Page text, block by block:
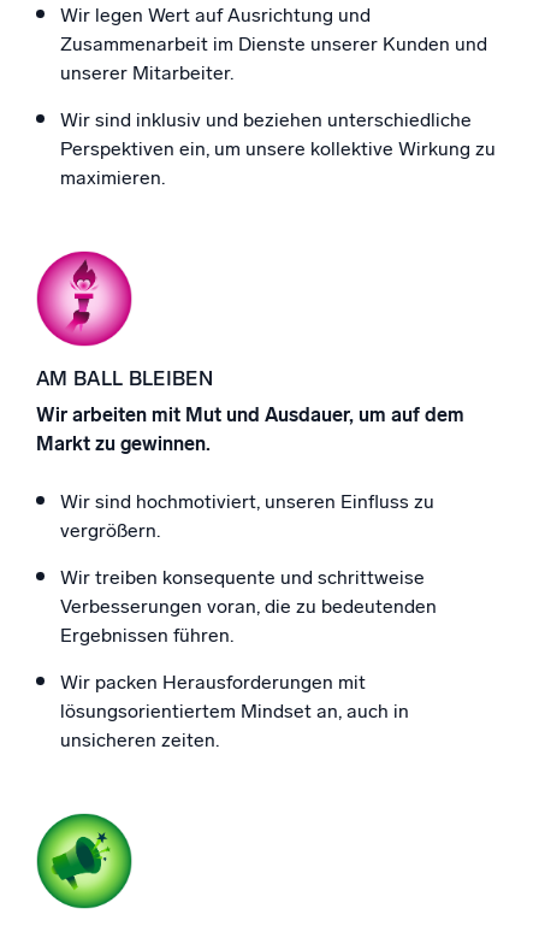
Wir legen Wert auf Ausrichtung und
Zusammenarbeit im Dienste unserer Kunden und
unserer Mitarbeiter.
Wir sind inklusiv und beziehen unterschiedliche
Perspektiven ein, um unsere kollektive Wirkung zu
maximieren.
AM BALL BLEIBEN
Wir arbeiten mit Mut und Ausdauer, um auf dem
Markt zu gewinnen.
Wir sind hochmotiviert, unseren Einfluss zu
vergrößern.
Wir treiben konsequente und schrittweise
Verbesserungen voran, die zu bedeutenden
Ergebnissen führen.
Wir packen Herausforderungen mit
lösungsorientiertem Mindset an, auch in
unsicheren zeiten.